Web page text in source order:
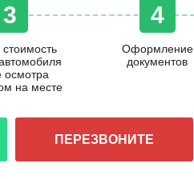
3
осмотра
на месте
4
Оформление
документов
ПЕРЕЗВОНИТЕ